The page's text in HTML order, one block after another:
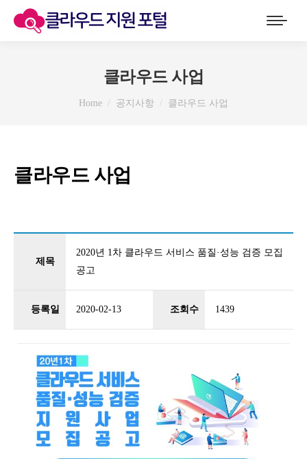
클라우드 사업
You are here:
Home 공지사항 클라우드 사업
클라우드 사업
제목
2020년 1차 클라우드 서비스 품질·성능 검증 모집
공고
등록일 2020-02-13 조회수 1439